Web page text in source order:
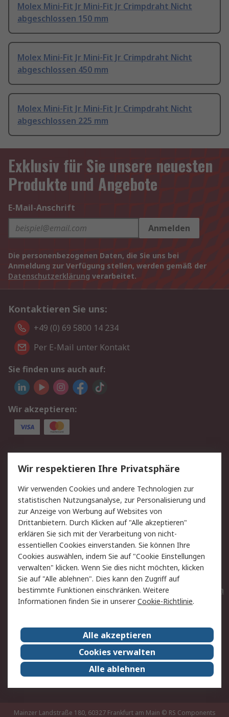
Molex Mini-Fit Jr Mini-Fit Jr Crimpdraht Nicht
abgeschlossen 150 mm
Molex Mini-Fit Jr Mini-Fit Jr Crimpdraht Nicht
abgeschlossen 450 mm
Molex Mini-Fit Jr Mini-Fit Jr Crimpdraht Nicht
abgeschlossen 225 mm
Exklusiv für Sie unsere neuesten
Produkte und Angebote
E-Mail-Anschrift
Anmelden
Die personenbezogenen Daten, die Sie uns bei
Anmeldung zur Verfügung stellen, werden gemäß der
Datenschutzerklärung verarbeitet.
Kontaktieren Sie uns:
+49 (0) 69 5800 14 234
Per E-Mail unter Kontakt
Sie finden uns auch auf:
Wir akzeptieren:
Service
Value Added Services
Lieferlösungen
Rücksendungen
Kontakt
Hilfe
Privatkunden
Rechtliches
AGB
Datenschutz
Cookie-Richtlinie
Zahlungsbedingungen
Copyright/Impressum
Entsorgung
Elektrogeräte/Batterien
RS weltweit
Karriere bei RS
Nachhaltigkeit
Qualität/Umwelt/ZertifikatePresse-Center
Event-Center
Mainzer Landstraße 180, 60327 Frankfurt am Main © RS Components
Wir respektieren Ihre Privatsphäre
Wir verwenden Cookies und andere Technologien zur
statistischen Nutzungsanalyse, zur Personalisierung und
zur Anzeige von Werbung auf Websites von
Drittanbietern. Durch Klicken auf "Alle akzeptieren"
erklären Sie sich mit der Verarbeitung von nicht-
essentiellen Cookies einverstanden. Sie können Ihre
Cookies auswählen, indem Sie auf "Cookie Einstellungen
verwalten" klicken. Wenn Sie dies nicht möchten, klicken
Sie auf "Alle ablehnen". Dies kann den Zugriff auf
bestimmte Funktionen einschränken. Weitere
Informationen finden Sie in unsererCookie-Richtlinie.
Alle akzeptieren
Cookies verwalten
Alle ablehnen